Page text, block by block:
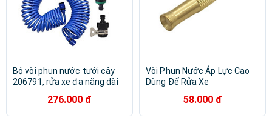
Bộ vòi phun nước tưới cây
206791, rửa xe đa năng dài
276.000 đ
Vòi Phun Nước Áp Lực Cao
Dùng Để Rửa Xe
58.000 đ